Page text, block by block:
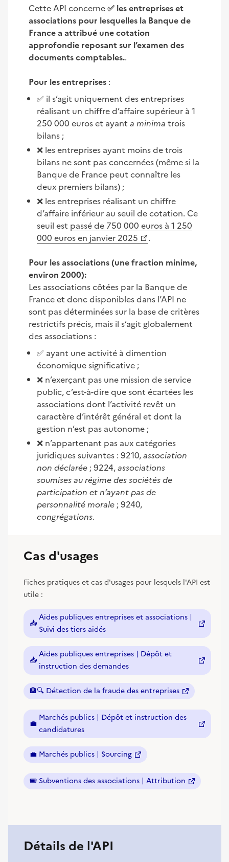
Cette API concerne✅ les entreprises et
associations pour lesquelles la Banque de
France a attribué une cotation
approfondie reposant sur l’examen des
documents comptables..
Pour les entreprises :
✅ il s’agit uniquement des entreprises
réalisant un chiffre d’affaire supérieur à 1
250 000 euros et ayant a minima trois
bilans ;
❌ les entreprises ayant moins de trois
bilans ne sont pas concernées (même si la
Banque de France peut connaître les
deux premiers bilans) ;
❌ les entreprises réalisant un chiffre
d’affaire inférieur au seuil de cotation. Ce
seuil est passé de 750 000 euros à 1 250
000 euros en janvier 2025
.
Pour les associations (une fraction minime,
environ 2000):
Les associations côtées par la Banque de
France et donc disponibles dans l’API ne
sont pas déterminées sur la base de critères
restrictifs précis, mais il s’agit globalement
des associations :
✅ ayant une activité à dimention
économique significative ;
❌ n’exerçant pas une mission de service
public, c’est-à-dire que sont écartées les
associations dont l’activité revêt un
caractère d’intérêt général et dont la
gestion n’est pas autonome ;
❌ n’appartenant pas aux catégories
juridiques suivantes : 9210,association
non déclarée ; 9224,associations
soumises au régime des sociétés de
participation et n’ayant pas de
personnalité morale ; 9240,
congrégations.
Cas d'usages
Fiches pratiques et cas d'usages pour lesquels l'API est
utile :
📥
Aides publiques entreprises et associations |
Suivi des tiers aidés
📥
Aides publiques entreprises | Dépôt et
instruction des demandes(nouvelle fenêtre)
🏦🔍 Détection de la fraude des entreprises
(nouvelle fenêtre)
💼
Marchés publics | Dépôt et instruction des
candidatures
💼 Marchés publics | Sourcing
(nouvelle fenêtre)
🎟️ Subventions des associations | Attribution
(nouvelle fenêtre)
Détails de l'API